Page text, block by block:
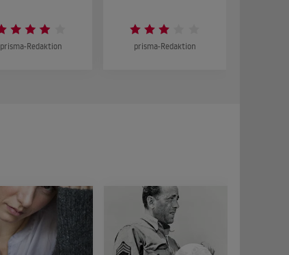
prisma-Redaktion prisma-Redaktion